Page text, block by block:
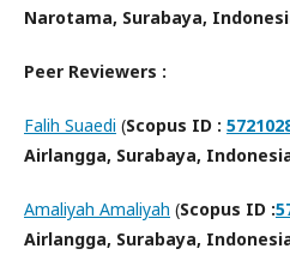
Narotama, Surabaya,
Peer Reviewers :
Falih Suaedi (Scopus ID :
Airlangga, Surabaya,
Amaliyah Amaliyah (Scopus ID :
Airlangga, Surabaya,